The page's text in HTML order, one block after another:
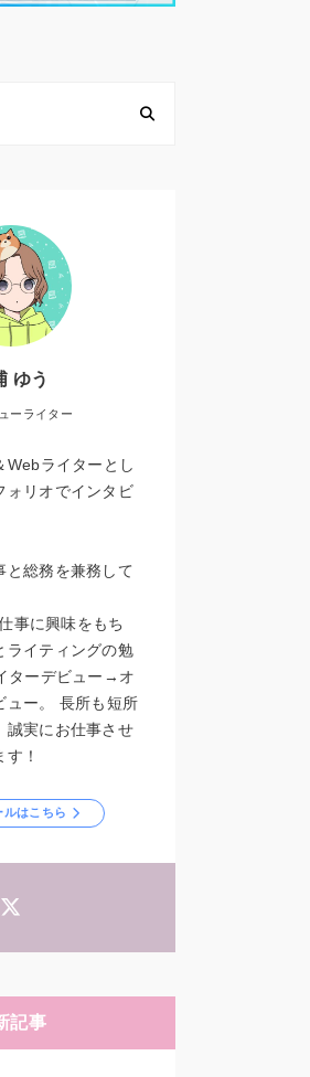
ゆう
ーライター
Webライターとし
ォリオでインタビ
と総務を兼務して
事に興味をもち
ライティングの勉
ターデビュー→オ
ュー。 長所も短所
誠実にお仕事させ
！
ルはこちら
記事